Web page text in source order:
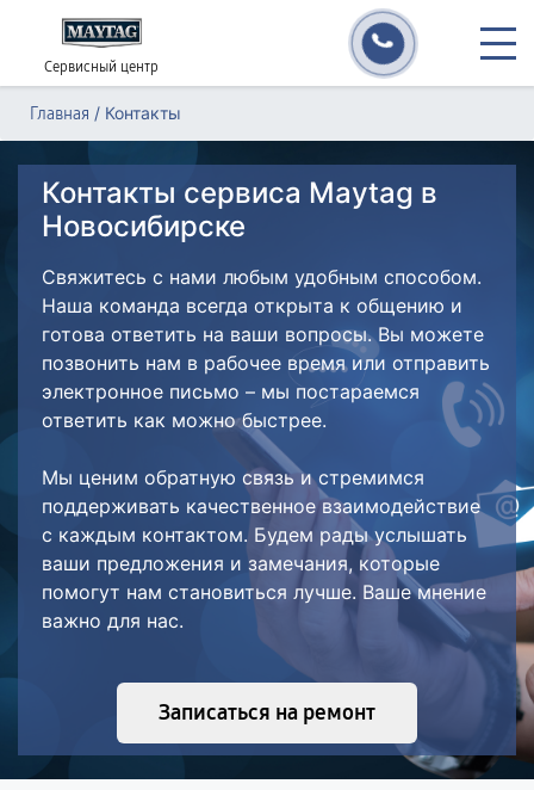
Сервисный центр
Главная / Контакты
Контакты сервиса Maytag в
Новосибирске
Свяжитесь с нами любым удобным способом.
Наша команда всегда открыта к общению и
готова ответить на ваши вопросы. Вы можете
позвонить нам в рабочее время или отправить
электронное письмо – мы постараемся
ответить как можно быстрее.
Мы ценим обратную связь и стремимся
поддерживать качественное взаимодействие
с каждым контактом. Будем рады услышать
ваши предложения и замечания, которые
помогут нам становиться лучше. Ваше мнение
важно для нас.
Записаться на ремонт